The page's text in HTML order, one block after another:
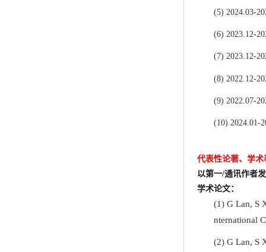
(5) 2024.03-
(6) 2023.12-20
(7) 2023.12-
(8) 2022.12-
(9) 2022.07-
(10) 2024.01-
代表性论著、学术
以第一/通讯作者
学术论文：
(1) G Lan, S
nternational
(2) G Lan, S